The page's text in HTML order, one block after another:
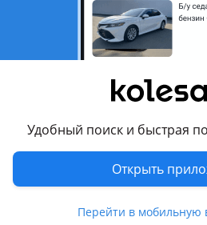
Удобный поиск и быстрая
Открыть
Перейти в мобильную
Подходит на авто
Toyota Camry
Комментарий продавца
ПРЕДВАРИТЕЛЬНО УТОЧНЯЙТЕ
менеджеров или пишите по
ASPARA MOTORS предлагает
Mazda, MITSUBISHI PAJERO,